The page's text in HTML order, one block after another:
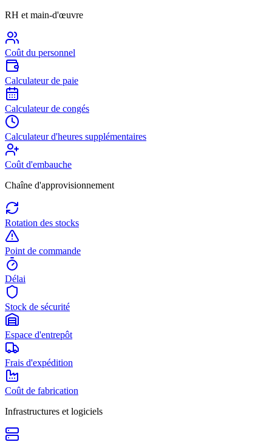
RH et main-d'œuvre
Coût du personnel
Calculateur de paie
Calculateur de congés
Calculateur d'heures supplémentaires
Coût d'embauche
Chaîne d'approvisionnement
Rotation des stocks
Point de commande
Délai
Stock de sécurité
Espace d'entrepôt
Frais d'expédition
Coût de fabrication
Infrastructures et logiciels